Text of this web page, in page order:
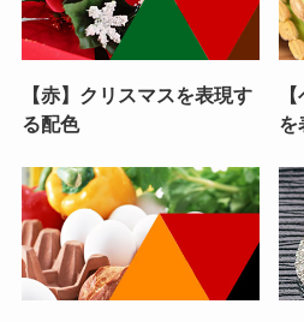
【赤】クリスマスを表現す
る配色
を